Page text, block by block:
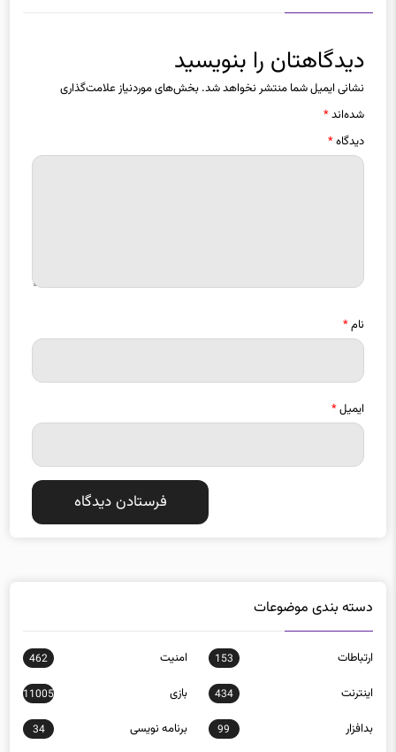
نشانی ایمیل شما منتشر نخواهد شد.بخش‌های موردنیاز علامت‌گذاری
شده‌اند*
دیدگاه*
ایمیل*
ارتباطات
اينترنت 434 بازی 11005
بدافزار 99 برنامه نويسی 34
تبلیغات 18 تجارت الكترونيك 40